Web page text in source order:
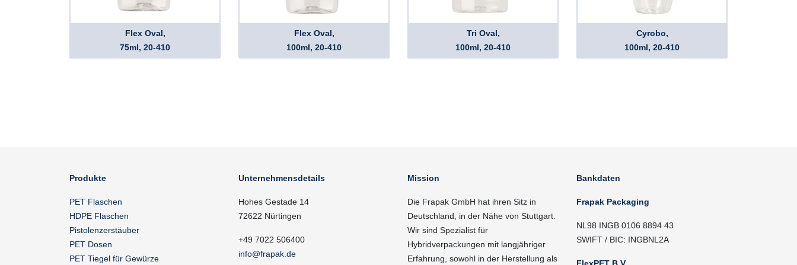
Flex Oval,
75ml, 20-410
Flex Oval,
100ml, 20-410
Tri Oval,
100ml, 20-410
Cyrobo,
100ml, 20-410
Produkte
PET Flaschen
HDPE Flaschen
Pistolenzerstäuber
PET Dosen
PET Tiegel für Gewürze
Unternehmensdetails
Hohes Gestade 14
72622 Nürtingen
+49 7022 506400
info@frapak.de
Mission
Die Frapak GmbH hat ihren Sitz in
Deutschland, in der Nähe von Stuttgart.
Wir sind Spezialist für
Hybridverpackungen mit langjähriger
Erfahrung, sowohl in der Herstellung als
Bankdaten
Frapak Packaging
NL98 INGB 0106 8894 43
SWIFT / BIC: INGBNL2A